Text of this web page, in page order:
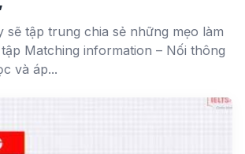
sẽ tập trung chia sẻ những mẹo làm
Matching information – Nối thông
và áp...